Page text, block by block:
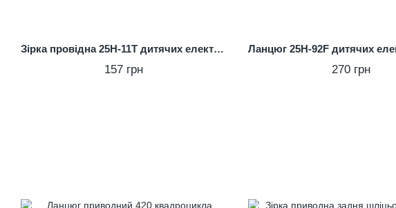
Зірка провідна 25H-11T дитячих електроквадроциклів Crosser/Pofi
157 грн 270 грн